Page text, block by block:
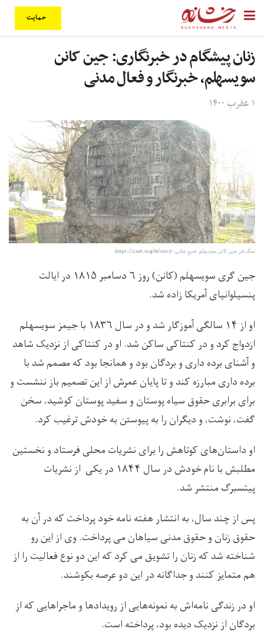
حمایت
زنان پیشگام در خبرنگاری: جین کانن
سویسهلم، خبرنگار و فعال مدنی
۱ عقرب ۱۴۰۰
سنگ قبر جین کانن سویسهلم. منبع عکس:‌ https://ijnet.org/fa/story
​جین گری سویسهلم (کانن) روز ۶ دسامبر ۱۸۱۵ در ایالت
پنسیلوانیای آمریکا زاده شد.
او از ۱۴ سالگی آموزگار شد و در سال ۱۸۳۶ با جیمز سویسهلم
ازدواج کرد و در کنتاکی ساکن شد. او در کنتاکی از نزدیک شاهد
و آشنای برده داری و بردگان بود و همانجا بود که مصمم شد با
برده داری مبارزه کند و تا پایان عمرش از این تصمیم باز ننشست و
برای برابری حقوق سیاه پوستان و سفید پوستان کوشید، سخن
گفت، نوشت، و دیگران را به پیوستن به خودش ترغیب کرد.
او داستان‌های کوتاهش را برای نشریات محلی فرستاد و نخستین
مطلبش با نام خودش در سال ۱۸۴۴ در یکی از نشریات
پیتسبرگ منتشر شد.
پس از چند سال، به انتشار هفته نامه خود پرداخت که در آن به
حقوق زنان و حقوق مدنی سیاهان می پرداخت. وی از این رو
شناخته شد که زنان را تشویق می کرد که این دو نوع فعالیت را از
هم متمایز کنند و جداگانه در این دو عرصه بکوشند.
او در زندگی نامه‌اش به نمونه‌هایی از رویدادها و ماجراهایی که از
بردگان از نزدیک دیده بود، پرداخته است.